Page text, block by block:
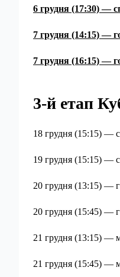
6 грудня (17:30) —
7 грудня (14:15) —
7 грудня (16:15) —
3-й етап
18 грудня (15:15) —
19 грудня (15:15) —
20 грудня (13:15) —
20 грудня (15:45) —
21 грудня (13:15) —
21 грудня (15:45) —